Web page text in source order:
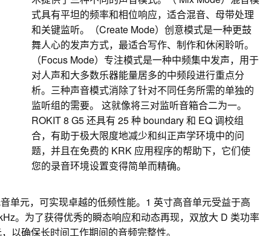
式具有平坦的频率和相位响应，适合混音、母带处理
和关键监听。（Create Mode）创意模式是一种更鼓
舞人心的发声方式，最适合写作、制作和休闲聆听。
（Focus Mode）专注模式是一种中频集中发声，用于
对人声和大多数乐器能量居多的中频段进行重点分
析。三种声音模式消除了针对不同任务所需的单独的
监听组的需要。 这就像将三对监听音箱合二为一。
ROKIT 8 G5 还具有 25 种 boundary 和 EQ 调校组
合，有助于极大限度地减少和纠正声学环境中的问
题，并且在免费的 KRK 应用程序的帮助下，它们使
您的录音环境设置变得简单而精确。
单元，可实现卓越的低频性能。1 英寸高音单元受益于高
。为了获得优秀的瞬态响应和动态再现，双放大 D 类功率
以确保长时间工作期间的音频完整性。